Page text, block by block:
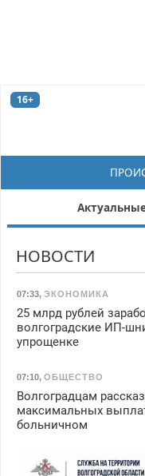
16+
НОВОСТИ
07:33, ЭКОНОМИКА
25 млрд рублей
волгоградские ИП-
упрощенке
07:10, ОБЩЕСТВО
Волгоградцам
максимальных
больничном